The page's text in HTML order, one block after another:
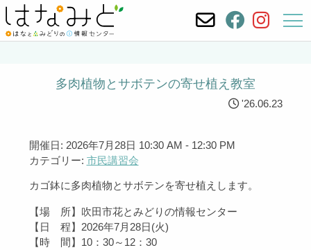
多肉植物とサボテンの寄せ植え教室
'26.06.23
開催日: 2026年7月28日 10:30 AM - 12:30 PM
カテゴリー: 市民講習会
カゴ鉢に多肉植物とサボテンを寄せ植えします。
【場 所】吹田市花とみどりの情報センター
【日 程】2026年7月28日(火)
【時 間】10：30～12：30